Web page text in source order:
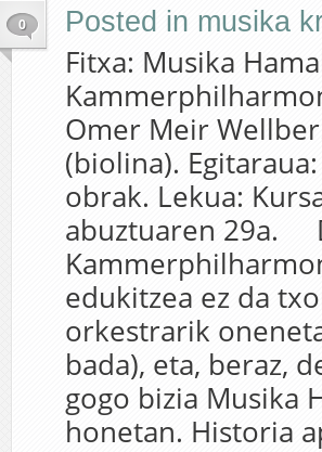
0 Posted in musika
Fitxa: Musika
Omer Meir
(biolina).
obrak. Lekua:
abuztuaren 29a.
edukitzea ez da
orkestrarik
bada), eta, beraz,
gogo bizia Musika
honetan. Historia